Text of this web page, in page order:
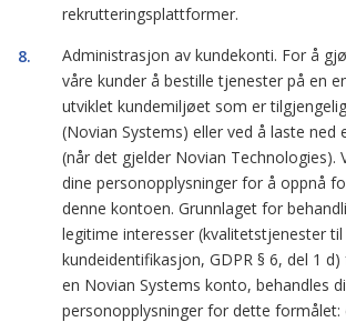
rekrutteringsplattformer.
Administrasjon av kundekonti. For å
våre kunder å bestille tjenester på en
utviklet kundemiljøet som er
(Novian Systems) eller ved å laste ned
(når det gjelder Novian Technologies).
dine personopplysninger for å oppnå
denne kontoen. Grunnlaget for
legitime interesser (kvalitetstjenester
kundeidentifikasjon, GDPR § 6, del 1
en Novian Systems konto, behandles
personopplysninger for dette formålet: